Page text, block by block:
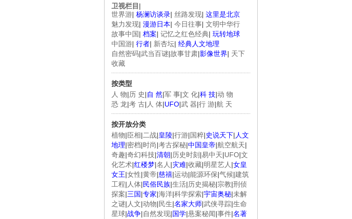
卫视栏目 |
世界游| 杨澜访谈录| 丝路发现| 这里是北京
魅力发现| 漫游日本| 今日往事| 文明中华行
故事中国| 档案| 记忆之红色经典| 玩转地球
中国游| 行者| 新杏坛| 经典人文地理
自然密码|武当百谜|故事甘肃|影像世界| 天下
收藏
按类型
人 物|历 史|自 然|军 事|文 化|科 技|动 物
恐 龙|考 古| 人 体|UFO|武 器|行 游|航 天
按开放分类
植物|臣相|二战|皇陵|行游|国粹|史说天下| 人文
地理|密档|时尚|考古探秘|中国皇帝|航空航天|
奇趣|奇幻科技|清朝|历史时刻 |易中天|UFO|文
化艺术|红楼梦|名人 |灾难|收藏|明星艺人 |女皇
女王|女性|黄帝|慈禧|运动|能源环保|气候|建筑
工程| 人体|民俗民族|生活|历史揭秘|宗教|刑侦
探案|三国|专家|海洋|科学探索|宇宙奥秘|未解
之谜| 人文|动物|民生|名家大师|武侠寻踪|生命
星球|战争|自然发现|国学|悬案秘闻|事件|名著